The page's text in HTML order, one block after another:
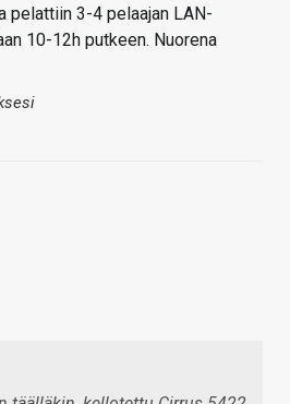
pelattiin 3-4 pelaajan LAN-
10-12h putkeen. Nuorena